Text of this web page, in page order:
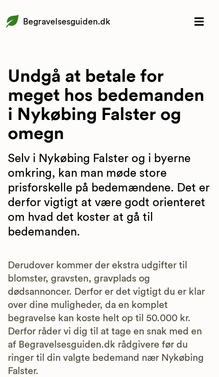
Begravelsesguiden.dk
Undgå at betale for
meget hos bedemanden
i Nykøbing Falster og
omegn
Selv i Nykøbing Falster og i byerne
omkring, kan man møde store
prisforskelle på bedemændene. Det er
derfor vigtigt at være godt orienteret
om hvad det koster at gå til
bedemanden.
Derudover kommer der ekstra udgifter til
blomster, gravsten, gravplads og
dødsannoncer. Derfor er det vigtigt du er klar
over dine muligheder, da en komplet
begravelse kan koste helt op til 50.000 kr.
Derfor råder vi dig til at tage en snak med en
af Begravelsesguiden.dk rådgivere før du
ringer til din valgte bedemand nær Nykøbing
Falster.